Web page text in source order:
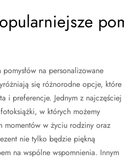
na personalizowane
się różnorodne opcje, które
i preferencje. Jednym z najczęściej
w których możemy
momentów w życiu rodziny oraz
nie tylko będzie piękną
na wspólne wspomnienia. Innym